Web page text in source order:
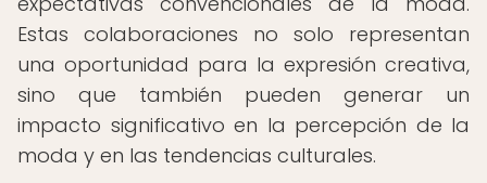
Estas colaboraciones no solo representan
una oportunidad para la expresión creativa,
sino que también pueden generar un
impacto significativo en la percepción de la
moda y en las tendencias culturales.